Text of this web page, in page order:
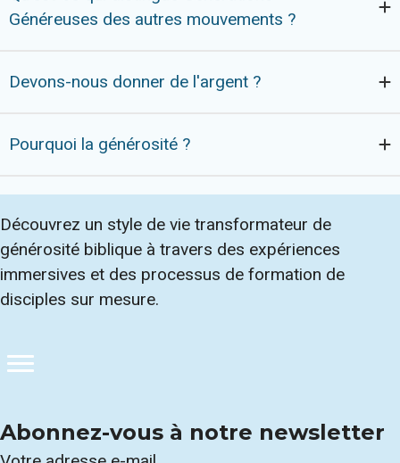
Généreuses des autres mouvements ?
Devons-nous donner de l'argent ?
Pourquoi la générosité ?
Découvrez un style de vie transformateur de
générosité biblique à travers des expériences
immersives et des processus de formation de
disciples sur mesure.
Abonnez-vous à notre newsletter